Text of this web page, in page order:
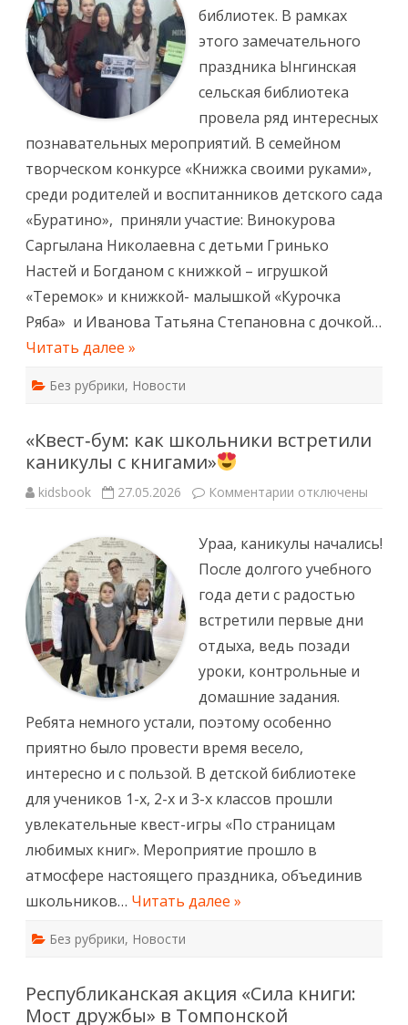
библиотек. В рамках
этого замечательного
праздника Ынгинская
сельская библиотека
провела ряд интересных
познавательных мероприятий. В семейном
творческом конкурсе «Книжка своими руками»,
среди родителей и воспитанников детского сада
«Буратино», приняли участие: Винокурова
Саргылана Николаевна с детьми Гринько
Настей и Богданом с книжкой – игрушкой
«Теремок» и книжкой- малышкой «Курочка
Ряба» и Иванова Татьяна Степановна с дочкой…
Читать далее »
Без рубрики, Новости
«Квест‑бум: как школьники встретили
каникулы с книгами»
kidsbook 27.05.2026 Комментарии котключены
Ураа, каникулы начались!
После долгого учебного
года дети с радостью
встретили первые дни
отдыха, ведь позади
уроки, контрольные и
домашние задания.
Ребята немного устали, поэтому особенно
приятно было провести время весело,
интересно и с пользой. В детской библиотеке
для учеников 1-х, 2-х и 3-х классов прошли
увлекательные квест-игры «По страницам
любимых книг». Мероприятие прошло в
атмосфере настоящего праздника, объединив
школьников… Читать далее »
Без рубрики, Новости
Республиканская акция «Сила книги:
Мост дружбы» в Томпонской